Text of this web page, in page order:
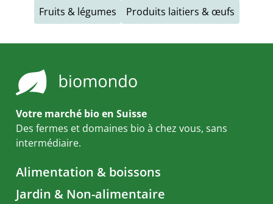
Fruits & légumes
Produits laitiers & œufs
Votre marché bio en Suisse
Des fermes et domaines bio à chez vous, sans
intermédiaire.
Alimentation & boissons
Jardin & Non-alimentaire